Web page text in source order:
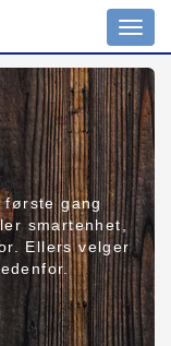
første gang
smartenhet,
Ellers velger